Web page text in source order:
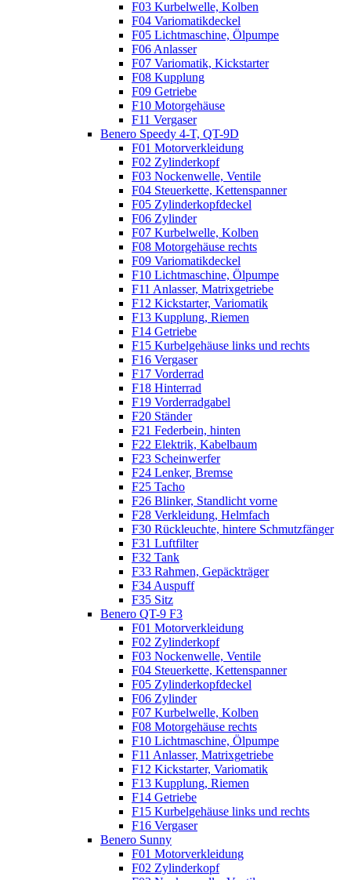
F03 Kurbelwelle, Kolben
F04 Variomatikdeckel
F05 Lichtmaschine, Ölpumpe
F06 Anlasser
F07 Variomatik, Kickstarter
F08 Kupplung
F09 Getriebe
F10 Motorgehäuse
F11 Vergaser
Benero Speedy 4-T, QT-9D
F01 Motorverkleidung
F02 Zylinderkopf
F03 Nockenwelle, Ventile
F04 Steuerkette, Kettenspanner
F05 Zylinderkopfdeckel
F06 Zylinder
F07 Kurbelwelle, Kolben
F08 Motorgehäuse rechts
F09 Variomatikdeckel
F10 Lichtmaschine, Ölpumpe
F11 Anlasser, Matrixgetriebe
F12 Kickstarter, Variomatik
F13 Kupplung, Riemen
F14 Getriebe
F15 Kurbelgehäuse links und rechts
F16 Vergaser
F17 Vorderrad
F18 Hinterrad
F19 Vorderradgabel
F20 Ständer
F21 Federbein, hinten
F22 Elektrik, Kabelbaum
F23 Scheinwerfer
F24 Lenker, Bremse
F25 Tacho
F26 Blinker, Standlicht vorne
F28 Verkleidung, Helmfach
F30 Rückleuchte, hintere Schmutzfänger
F31 Luftfilter
F32 Tank
F33 Rahmen, Gepäckträger
F34 Auspuff
F35 Sitz
Benero QT-9 F3
F01 Motorverkleidung
F02 Zylinderkopf
F03 Nockenwelle, Ventile
F04 Steuerkette, Kettenspanner
F05 Zylinderkopfdeckel
F06 Zylinder
F07 Kurbelwelle, Kolben
F08 Motorgehäuse rechts
F10 Lichtmaschine, Ölpumpe
F11 Anlasser, Matrixgetriebe
F12 Kickstarter, Variomatik
F13 Kupplung, Riemen
F14 Getriebe
F15 Kurbelgehäuse links und rechts
F16 Vergaser
Benero Sunny
F01 Motorverkleidung
F02 Zylinderkopf